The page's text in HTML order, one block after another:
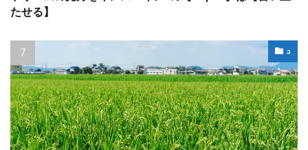
たせる】
a